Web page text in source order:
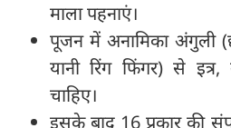
माला पहनाएं।
पूजन में अनामिका अंगुली
यानी रिंग फिंगर) से
चाहिए।
इसके बाद 16 प्रकार की